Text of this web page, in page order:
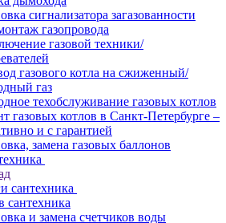
сигнализатора загазованности
газопровода
газовой техники/
газового котла на сжиженный/
газ
техобслуживание газовых котлов
газовых котлов в Санкт-Петербурге –
и с гарантией
замена газовых баллонов
сантехника
сантехника
и замена счетчиков воды